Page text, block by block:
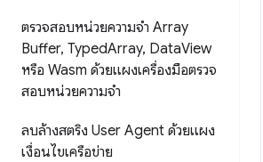
ตรวจสอบหน่วยความจำ Array
Buffer, TypedArray, DataView
หรือ Wasm ด้วยแผงเครื่องมือตรวจ
สอบหน่วยความจำ
ลบล้างสตริง User Agent ด้วยแผง
เงื่อนไขเครือข่าย